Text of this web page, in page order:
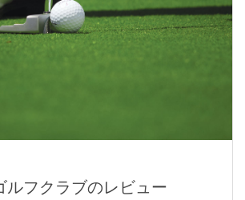
ルフクラブのレビュー